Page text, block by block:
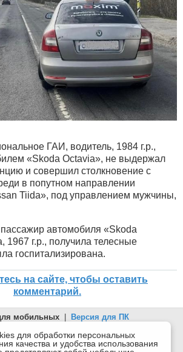
ГАИ, водитель, 1984 г.р.,
«Skoda Octavia», не выдержал
и совершил столкновение с
в попутном направлении
Tiida», под управлением мужчины,
автомобиля «Skoda
г.р., получила телесные
госпитализирована.
на сайте, чтобы оставить
комментарий.
мобильных
Версия для ПК
Северодвинск tv29.ru
released under the GNU General Public
для обработки персональных
качества и удобства использования